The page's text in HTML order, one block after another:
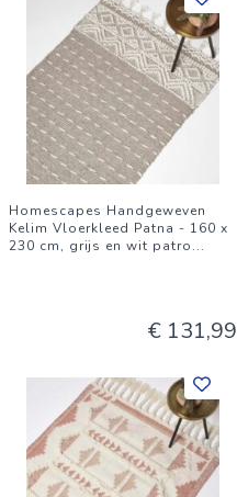
Homescapes Handgeweven
Kelim Vloerkleed Patna - 160 x
230 cm, grijs en wit patro...
€ 131,99